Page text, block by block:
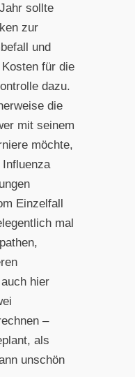
sollte
zur
und
für die
dazu.
die
mit seinem
möchte,
Einzelfall
mal
hier
–
als
unschön